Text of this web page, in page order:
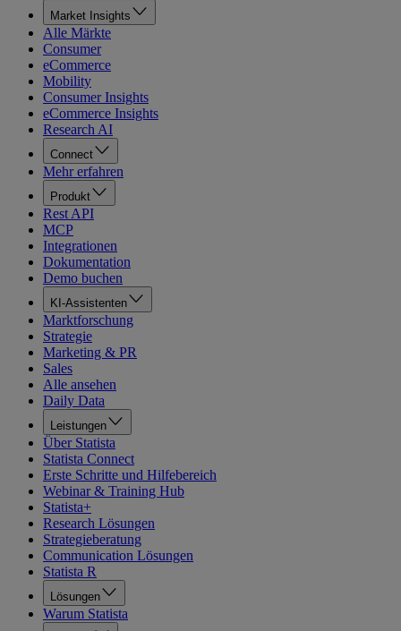
Market Insights
Alle Märkte
Consumer
eCommerce
Mobility
Consumer Insights
eCommerce Insights
Research AI
Connect
Mehr erfahren
Produkt
Rest API
MCP
Integrationen
Dokumentation
Demo buchen
KI-Assistenten
Marktforschung
Strategie
Marketing & PR
Sales
Alle ansehen
Daily Data
Leistungen
Über Statista
Statista Connect
Erste Schritte und Hilfebereich
Webinar & Training Hub
Statista+
Research Lösungen
Strategieberatung
Communication Lösungen
Statista R
Lösungen
Warum Statista